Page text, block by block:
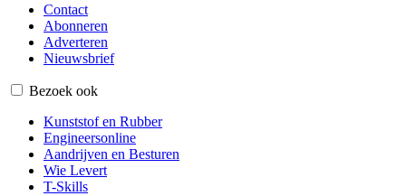
Contact
Abonneren
Adverteren
Nieuwsbrief
Bezoek ook
Kunststof en Rubber
Engineersonline
Aandrijven en Besturen
Wie Levert
T-Skills